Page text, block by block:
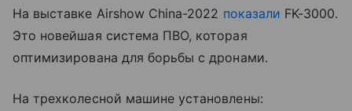
На выставке Airshow China-2022 показали FK-3000.
Это новейшая система ПВО, которая
оптимизирована для борьбы с дронами.
На трехколесной машине установлены: